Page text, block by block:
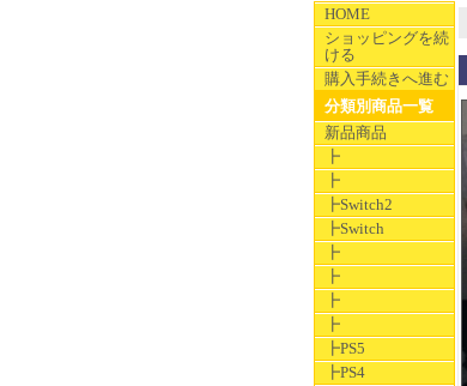
HOME
ショッピングを続
ける
購入手続きへ進む
分類別商品一覧
新品商品
┣
┣
┣Switch2
┣Switch
┣
┣
┣
┣
┣PS5
┣PS4